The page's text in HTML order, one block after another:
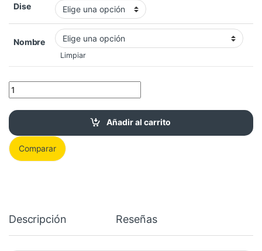
Dise
Nombre
Limpiar
MSI GeForce Tarjeta Gráfica para Gaming cantidad
Añadir al carrito
Comparar
Descripción Reseñas